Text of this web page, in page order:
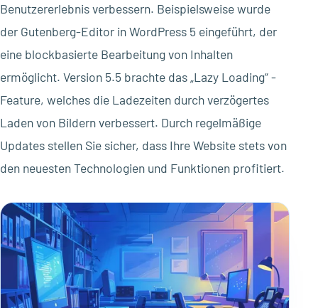
Benutzererlebnis verbessern. Beispielsweise wurde
der Gutenberg-Editor in WordPress 5 eingeführt, der
eine blockbasierte Bearbeitung von Inhalten
ermöglicht. Version 5.5 brachte das „Lazy Loading“ -
Feature, welches die Ladezeiten durch verzögertes
Laden von Bildern verbessert. Durch regelmäßige
Updates stellen Sie sicher, dass Ihre Website stets von
den neuesten Technologien und Funktionen profitiert.